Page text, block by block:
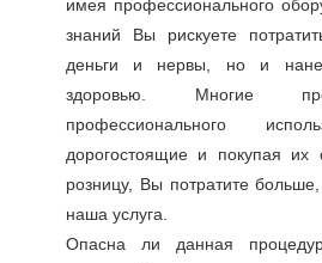
имея профессионального
знаний Вы рискуете
деньги и нервы, но и
здоровью. Многие
профессионального
дорогостоящие и покупая их
розницу, Вы потратите
наша услуга.
Опасна ли данная